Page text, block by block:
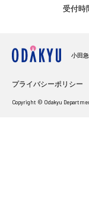
受付時
小田
プライバシーポリシー
Copyright © Odakyu